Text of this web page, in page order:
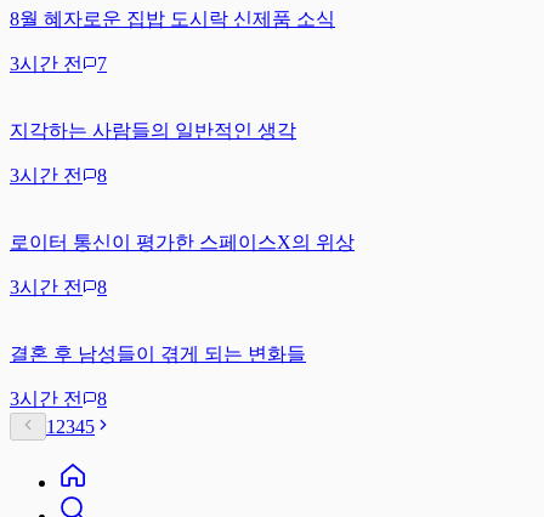
8월 혜자로운 집밥 도시락 신제품 소식
3시간 전 7
지각하는 사람들의 일반적인 생각
3시간 전 8
로이터 통신이 평가한 스페이스X의 위상
3시간 전 8
결혼 후 남성들이 겪게 되는 변화들
3시간 전
8
1 2345